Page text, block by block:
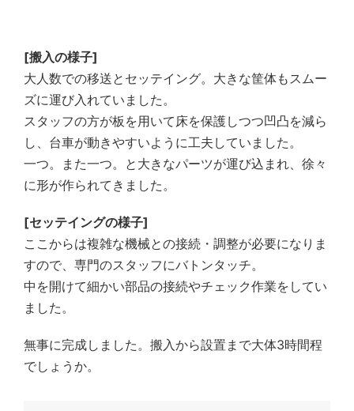
[搬入の様子]
大人数での移送とセッテイング。大きな筐体もスムー
ズに運び入れていました。
スタッフの方が板を用いて床を保護しつつ凹凸を減ら
し、台車が動きやすいように工夫していました。
一つ。また一つ。と大きなパーツが運び込まれ、徐々
に形が作られてきました。
[セッテイングの様子]
ここからは複雑な機械との接続・調整が必要になりま
すので、専門のスタッフにバトンタッチ。
中を開けて細かい部品の接続やチェック作業をしてい
ました。
無事に完成しました。搬入から設置まで大体3時間程
でしょうか。